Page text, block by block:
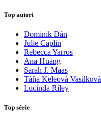
Top autori
Dominik Dán
Julie Caplin
Rebecca Yarros
Ana Huang
Sarah J. Maas
Táňa Keleová Vasilková
Lucinda Riley
Top série